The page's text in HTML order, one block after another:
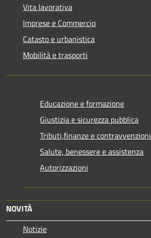
Vita lavorativa
Imprese e Commercio
Catasto e urbanistica
Mobilità e trasporti
Educazione e formazione
Giustizia e sicurezza pubblica
Tributi,finanze e contravvenzioni
Salute, benessere e assistenza
Autorizzazioni
NOVITÀ
Notizie